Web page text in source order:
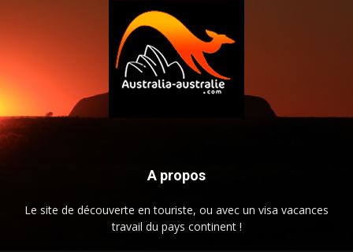
A propos
Le site de découverte en touriste, ou avec un visa vacances
travail du pays continent !